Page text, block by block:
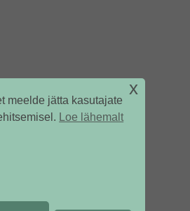
meelde jätta kasutajate
Loe lähemalt
x